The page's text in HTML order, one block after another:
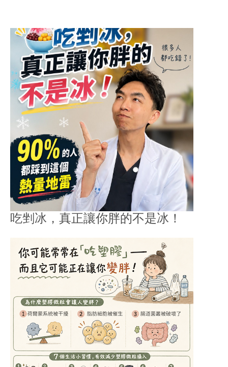
吃剉冰，真正讓你胖的不是冰！